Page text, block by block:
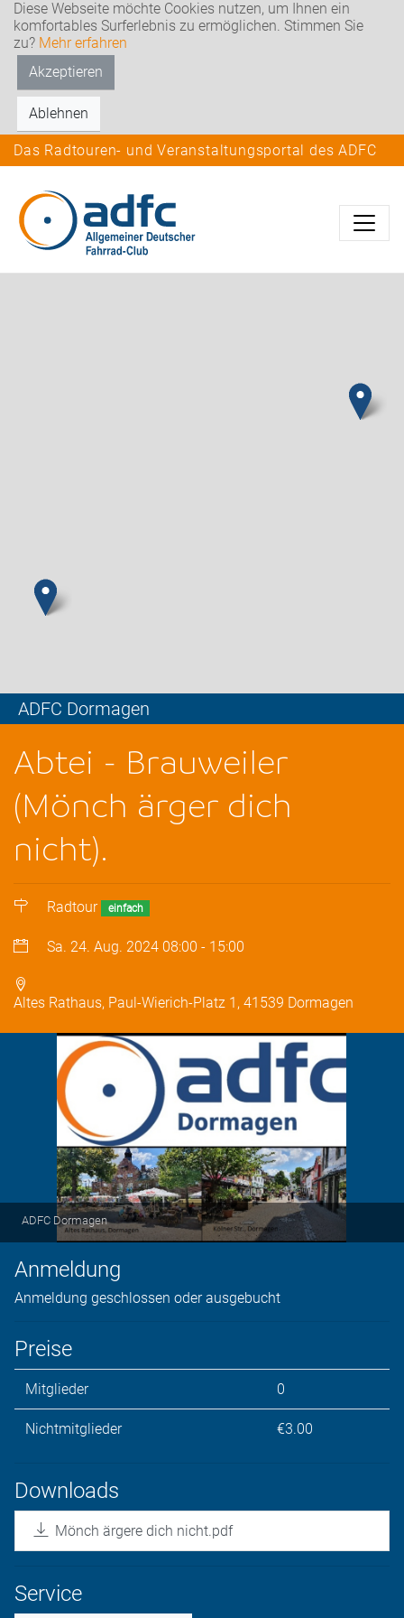
Diese Webseite möchte Cookies nutzen, um Ihnen ein
komfortables Surferlebnis zu ermöglichen. Stimmen Sie
zu? Mehr erfahren
Akzeptieren
Ablehnen
Das Radtouren- und Veranstaltungsportal des ADFC
ADFC Dormagen
Abtei - Brauweiler
(Mönch ärger dich
nicht).
Radtour einfach
Sa. 24. Aug. 2024 08:00 - 15:00
Altes Rathaus, Paul-Wierich-Platz 1, 41539 Dormagen
ADFC Dormagen
Anmeldung
Anmeldung geschlossen oder ausgebucht
Preise
Mitglieder 0
Nichtmitglieder €3.00
Downloads
Mönch ärgere dich nicht.pdf
Service